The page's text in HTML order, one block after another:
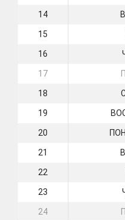
14
15
16
17
18
19
20
21
22
23
24